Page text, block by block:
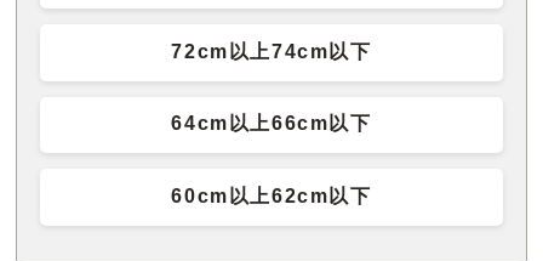
72cm以上74cm以下
64cm以上66cm以下
60cm以上62cm以下